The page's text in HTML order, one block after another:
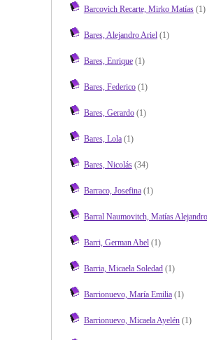
Barcovich Recarte, Mirko Matías(1)
Bares, Alejandro Ariel(1)
Bares, Enrique(1)
Bares, Federico(1)
Bares, Gerardo(1)
Bares, Lola(1)
Bares, Nicolás(34)
Barraco, Josefina(1)
Barral Naumovitch, Matías Alejandro
Barri, German Abel(1)
Barria, Micaela Soledad(1)
Barrionuevo, María Emilia(1)
Barrionuevo, Micaela Ayelén(1)